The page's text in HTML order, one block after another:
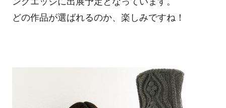
どの作品が選ばれるのか、楽しみですね！